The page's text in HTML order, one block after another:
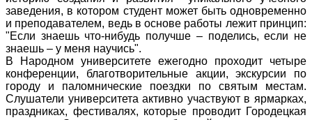
заведения, в котором студент может быть одновременно
и преподавателем, ведь в основе работы лежит принцип:
"Если знаешь что-нибудь получше – поделись, если не
знаешь – у меня научись".
В Народном университете ежегодно проходит четыре
конференции, благотворительные акции, экскурсии по
городу и паломнические поездки по святым местам.
Слушатели университета активно участвуют в ярмарках,
праздниках, фестивалях, которые проводит Городецкая